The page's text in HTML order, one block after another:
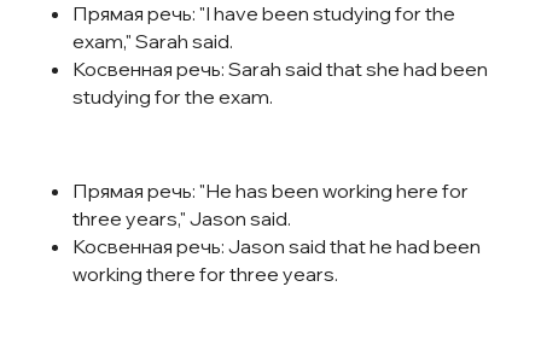
Прямая речь: "I have been studying for the
exam," Sarah said.
Косвенная речь: Sarah said that she had been
studying for the exam.
Прямая речь: "He has been working here for
three years," Jason said.
Косвенная речь: Jason said that he had been
working there for three years.